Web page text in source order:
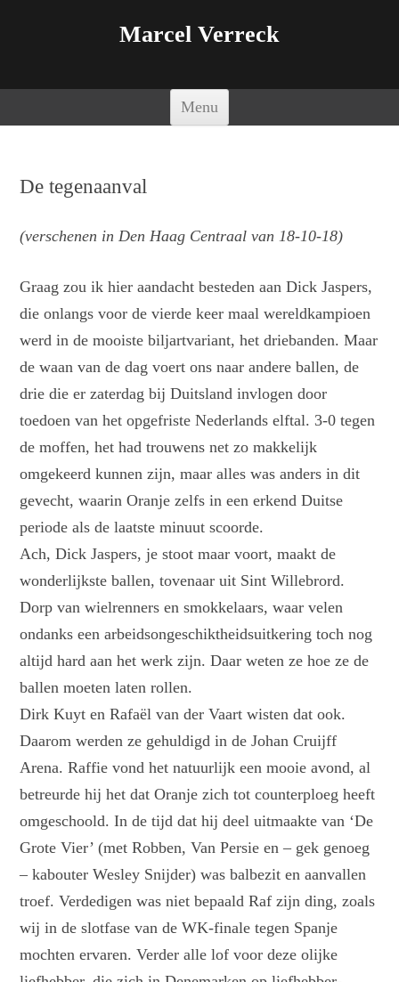
Marcel Verreck
Menu
De tegenaanval
(verschenen in Den Haag Centraal van 18-10-18)
Graag zou ik hier aandacht besteden aan Dick Jaspers,
die onlangs voor de vierde keer maal wereldkampioen
werd in de mooiste biljartvariant, het driebanden. Maar
de waan van de dag voert ons naar andere ballen, de
drie die er zaterdag bij Duitsland invlogen door
toedoen van het opgefriste Nederlands elftal. 3-0 tegen
de moffen, het had trouwens net zo makkelijk
omgekeerd kunnen zijn, maar alles was anders in dit
gevecht, waarin Oranje zelfs in een erkend Duitse
periode als de laatste minuut scoorde.
Ach, Dick Jaspers, je stoot maar voort, maakt de
wonderlijkste ballen, tovenaar uit Sint Willebrord.
Dorp van wielrenners en smokkelaars, waar velen
ondanks een arbeidsongeschiktheidsuitkering toch nog
altijd hard aan het werk zijn. Daar weten ze hoe ze de
ballen moeten laten rollen.
Dirk Kuyt en Rafaël van der Vaart wisten dat ook.
Daarom werden ze gehuldigd in de Johan Cruijff
Arena. Raffie vond het natuurlijk een mooie avond, al
betreurde hij het dat Oranje zich tot counterploeg heeft
omgeschoold. In de tijd dat hij deel uitmaakte van ‘De
Grote Vier’ (met Robben, Van Persie en – gek genoeg
– kabouter Wesley Snijder) was balbezit en aanvallen
troef. Verdedigen was niet bepaald Raf zijn ding, zoals
wij in de slotfase van de WK-finale tegen Spanje
mochten ervaren. Verder alle lof voor deze olijke